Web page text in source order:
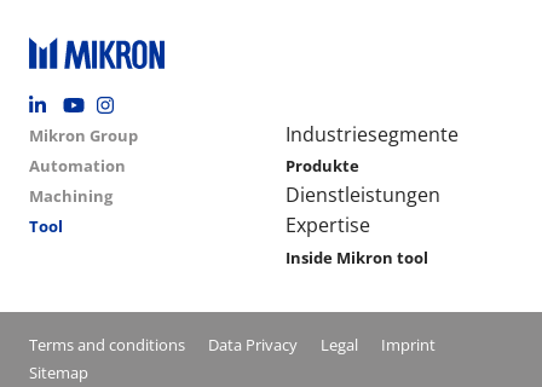
Footer social
Group menu
Mikron Group
Automation
Machining
Tool
Main navigation
Industriesegmente
Produkte
Dienstleistungen
Expertise
Inside Mikron tool
Conditions footer menu
Terms and conditions Data Privacy Legal
Imprint
Sitemap